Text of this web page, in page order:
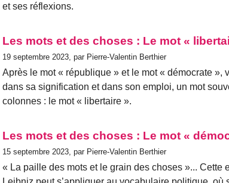
et ses réflexions.
Les mots et des choses : Le mot «
19 septembre 2023, par Pierre-Valentin Berthier
Après le mot « république » et le mot « démocrate »,
dans sa signification et dans son emploi, un mot
colon­nes : le mot « libertaire ».
Les mots et des choses : Le mot «
15 septembre 2023, par Pierre-Valentin Berthier
« La paille des mots et le grain des choses »... Cette